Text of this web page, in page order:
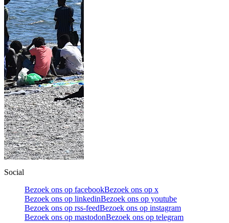
Social
Bezoek ons op facebookBezoek ons op x
Bezoek ons op linkedinBezoek ons op youtube
Bezoek ons op rss-feedBezoek ons op instagram
Bezoek ons op mastodonBezoek ons op telegram